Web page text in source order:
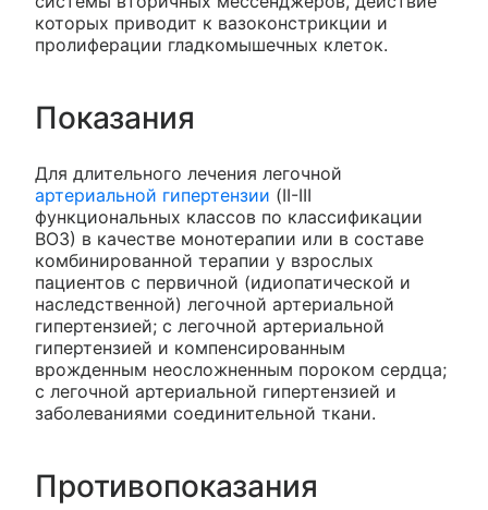
которых приводит к вазоконстрикции и
пролиферации гладкомышечных клеток.
Показания
Для длительного лечения легочной
артериальной гипертензии (II-III
функциональных классов по классификации
ВОЗ) в качестве монотерапии или в составе
комбинированной терапии у взрослых
пациентов с первичной (идиопатической и
наследственной) легочной артериальной
гипертензией; с легочной артериальной
гипертензией и компенсированным
врожденным неосложненным пороком сердца;
с легочной артериальной гипертензией и
заболеваниями соединительной ткани.
Противопоказания